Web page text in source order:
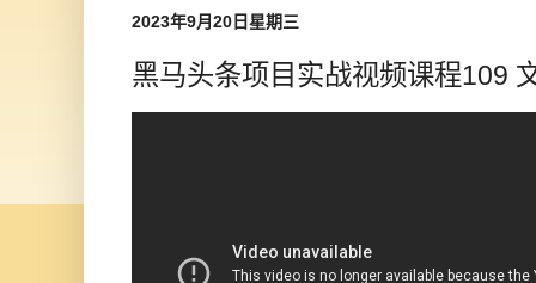
2023年9月20日星期三
黑马头条项目实战视频课程109